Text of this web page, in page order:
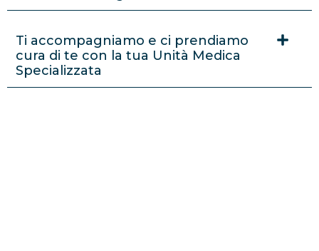
Ti accompagniamo e ci prendiamo
cura di te con la tua Unità Medica
Specializzata